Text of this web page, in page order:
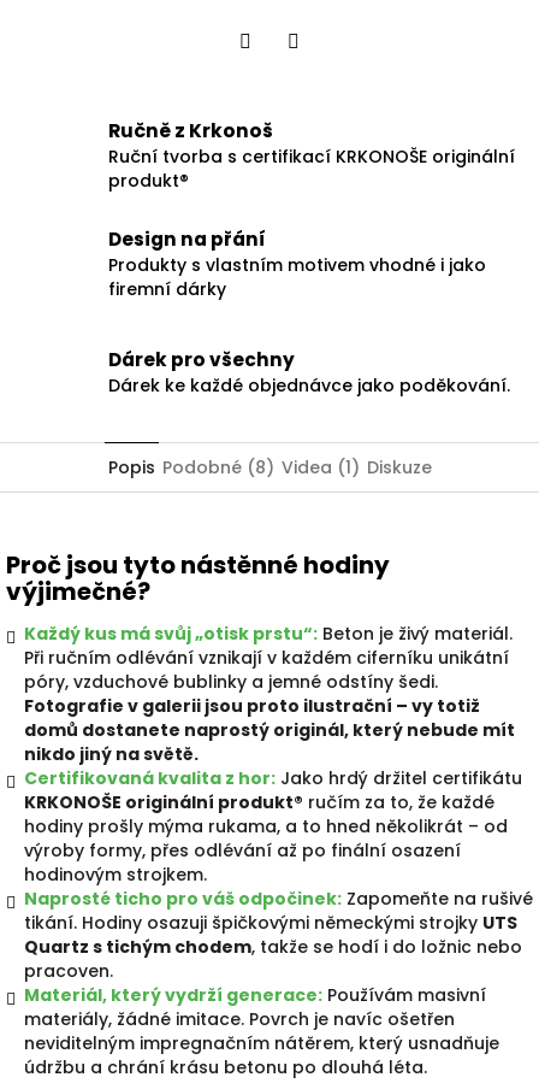
Ručně z Krkonoš
Ruční tvorba s certifikací KRKONOŠE originální
produkt®
Design na přání
Produkty s vlastním motivem vhodné i jako
firemní dárky
Dárek pro všechny
Dárek ke každé objednávce jako poděkování.
Popis Podobné (8) Videa (1) Diskuze
Proč jsou tyto nástěnné hodiny
výjimečné?
Každý kus má svůj „otisk prstu“: Beton je živý materiál.
Při ručním odlévání vznikají v každém ciferníku unikátní
póry, vzduchové bublinky a jemné odstíny šedi.
Fotografie v galerii jsou proto ilustrační – vy totiž
domů dostanete naprostý originál, který nebude mít
nikdo jiný na světě.
Certifikovaná kvalita z hor: Jako hrdý držitel certifikátu
KRKONOŠE originální produkt® ručím za to, že každé
hodiny prošly mýma rukama, a to hned několikrát – od
výroby formy, přes odlévání až po finální osazení
hodinovým strojkem.
Naprosté ticho pro váš odpočinek: Zapomeňte na rušivé
tikání. Hodiny osazuji špičkovými německými strojky UTS
Quartz s tichým chodem, takže se hodí i do ložnic nebo
pracoven.
Materiál, který vydrží generace: Používám masivní
materiály, žádné imitace. Povrch je navíc ošetřen
neviditelným impregnačním nátěrem, který usnadňuje
údržbu a chrání krásu betonu po dlouhá léta.